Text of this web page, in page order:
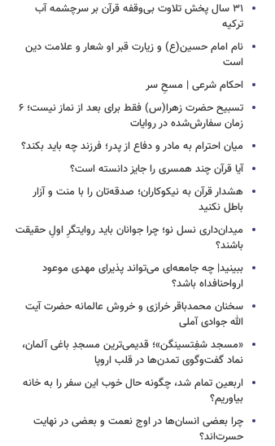
۳۱ سال پخش تلاوت بی‌وقفه قرآن بر سرچشمه آب
ترکیه
نام امام حسین(ع) و زیارت قبر او شعار و علامت دین
است
احکام شرعی | مسحِ سر
تسبیح حضرت زهرا(س) فقط برای بعد از نماز نیست؛ ۶
زمان سفارش‌شده در روایات
میان احترام به مادر و دفاع از پدر؛ فرزند چه باید بکند؟
آیا قرآن چند همسری را جایز دانسته است؟
هشدار قرآن به نیکوکاران؛ صدقه‌تان را با منت و آزار
باطل نکنید
میدان‌داری نسل نو؛ چرا جوانان باید روایتگرِ اولِ حقیقت
باشند؟
ببینید| چه جامعه‌ای می‌تواند پذیرای مهدی موعود
ارواحنافداه باشد؟
سخنان محمدباقر خرازی و خروش عالمانه حضرت آیت
الله جوادی آملی
«مسجد شفِتسینگن»؛ قدیمی‌ترین مسجدِ باغی آلمان،
نماد گفت‌وگوی تمدن‌ها در قلب اروپا
اربعین تمام شد، چگونه حال خوب این سفر را به خانه
بیاوریم؟
چرا بعضی انسان‌ها در اوج نعمت و بعضی در نهایت
حسرت‌اند؟